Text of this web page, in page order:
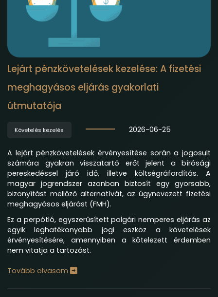
Lejárt pénzkövetelések kezelése: A fizetési
meghagyásos eljárás gyakorlati
útmutatója
Követelés kezelés 2026-06-25
A lejárt pénzkövetelések érvényesítése során a jogosult
számára gyakran visszatartó erőt jelent a bírósági
pereskedéssel járó idő, illetve költségráfordítás. A
magyar jogrendszer azonban biztosít egy gyorsabb,
bizonyítást mellőző alternatívát, az úgynevezett fizetési
meghagyásos eljárást (FMH).
Ez a perpótló, egyszerűsített polgári nemperes eljárás az
egyik leghatékonyabb jogi eszköz a követelések
érvényesítésére, amennyiben a kötelezett érdemben
nem vitatja a tartozást.
Tovább olvasom